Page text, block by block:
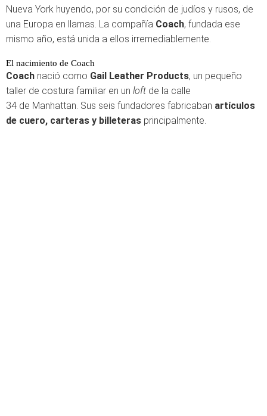
Nueva York huyendo, por su condición de judíos y rusos, de
una Europa en llamas. La compañía Coach, fundada ese
mismo año, está unida a ellos irremediablemente.
El nacimiento de Coach
Coach nació como Gail Leather Products, un pequeño
taller de costura familiar en un loft de la calle
34 de Manhattan. Sus seis fundadores fabricaban artículos
de cuero, carteras y billeteras principalmente.